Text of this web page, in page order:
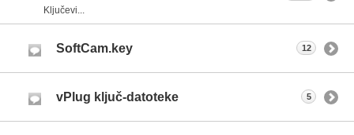
Ključevi...
SoftCam.key 12
vPlug ključ-datoteke 5